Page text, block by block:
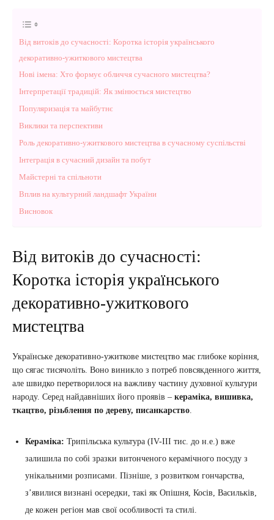
Від витоків до сучасності: Коротка історія українського
декоративно-ужиткового мистецтва
Нові імена: Хто формує обличчя сучасного мистецтва?
Інтерпретації традицій: Як змінюється мистецтво
Популяризація та майбутнє
Виклики та перспективи
Роль декоративно-ужиткового мистецтва в сучасному суспільстві
Інтеграція в сучасний дизайн та побут
Майстерні та спільноти
Вплив на культурний ландшафт України
Висновок
Від витоків до сучасності:
Коротка історія українського
декоративно-ужиткового
мистецтва
Українське декоративно-ужиткове мистецтво має глибоке коріння,
що сягає тисячоліть. Воно виникло з потреб повсякденного життя,
але швидко перетворилося на важливу частину духовної культури
народу. Серед найдавніших його проявів – кераміка, вишивка,
ткацтво, різьблення по дереву, писанкарство.
Кераміка: Трипільська культура (IV-III тис. до н.е.) вже
залишила по собі зразки витонченого керамічного посуду з
унікальними розписами. Пізніше, з розвитком гончарства,
з’явилися визнані осередки, такі як Опішня, Косів, Васильків,
де кожен регіон мав свої особливості та стилі.